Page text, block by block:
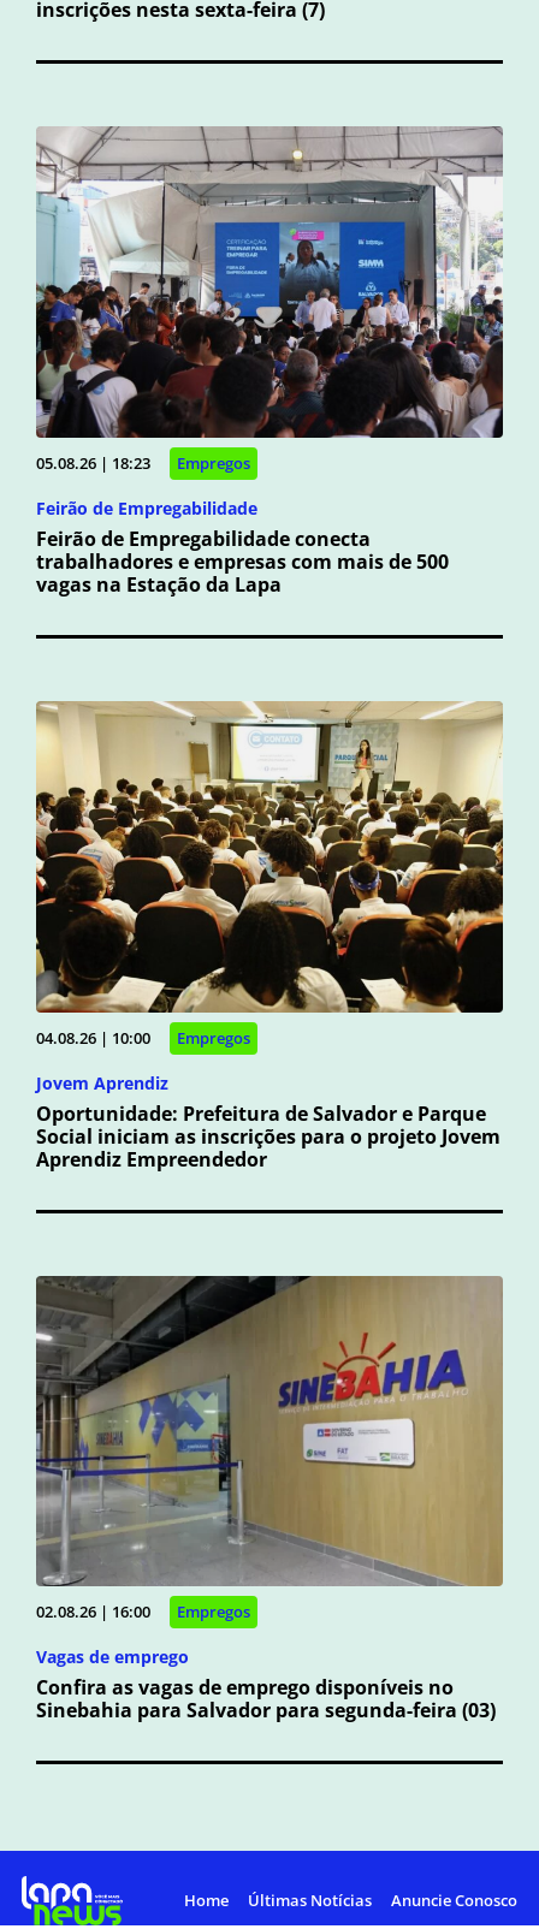
inscrições nesta sexta-feira (7)
05.08.26 | 18:23 Empregos
Feirão de Empregabilidade
Feirão de Empregabilidade conecta
trabalhadores e empresas com mais de 500
vagas na Estação da Lapa
04.08.26 | 10:00 Empregos
Jovem Aprendiz
Oportunidade: Prefeitura de Salvador e Parque
Social iniciam as inscrições para o projeto Jovem
Aprendiz Empreendedor
02.08.26 | 16:00 Empregos
Vagas de emprego
Confira as vagas de emprego disponíveis no
Sinebahia para Salvador para segunda-feira (03)
Home Últimas Notícias Anuncie Conosco